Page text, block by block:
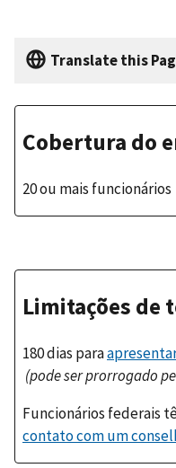
Translate this
Cobertura do
20 ou mais funcionários
Limitações de
180 dias para
(pode ser prorrogado
Funcionários federais
contato com um